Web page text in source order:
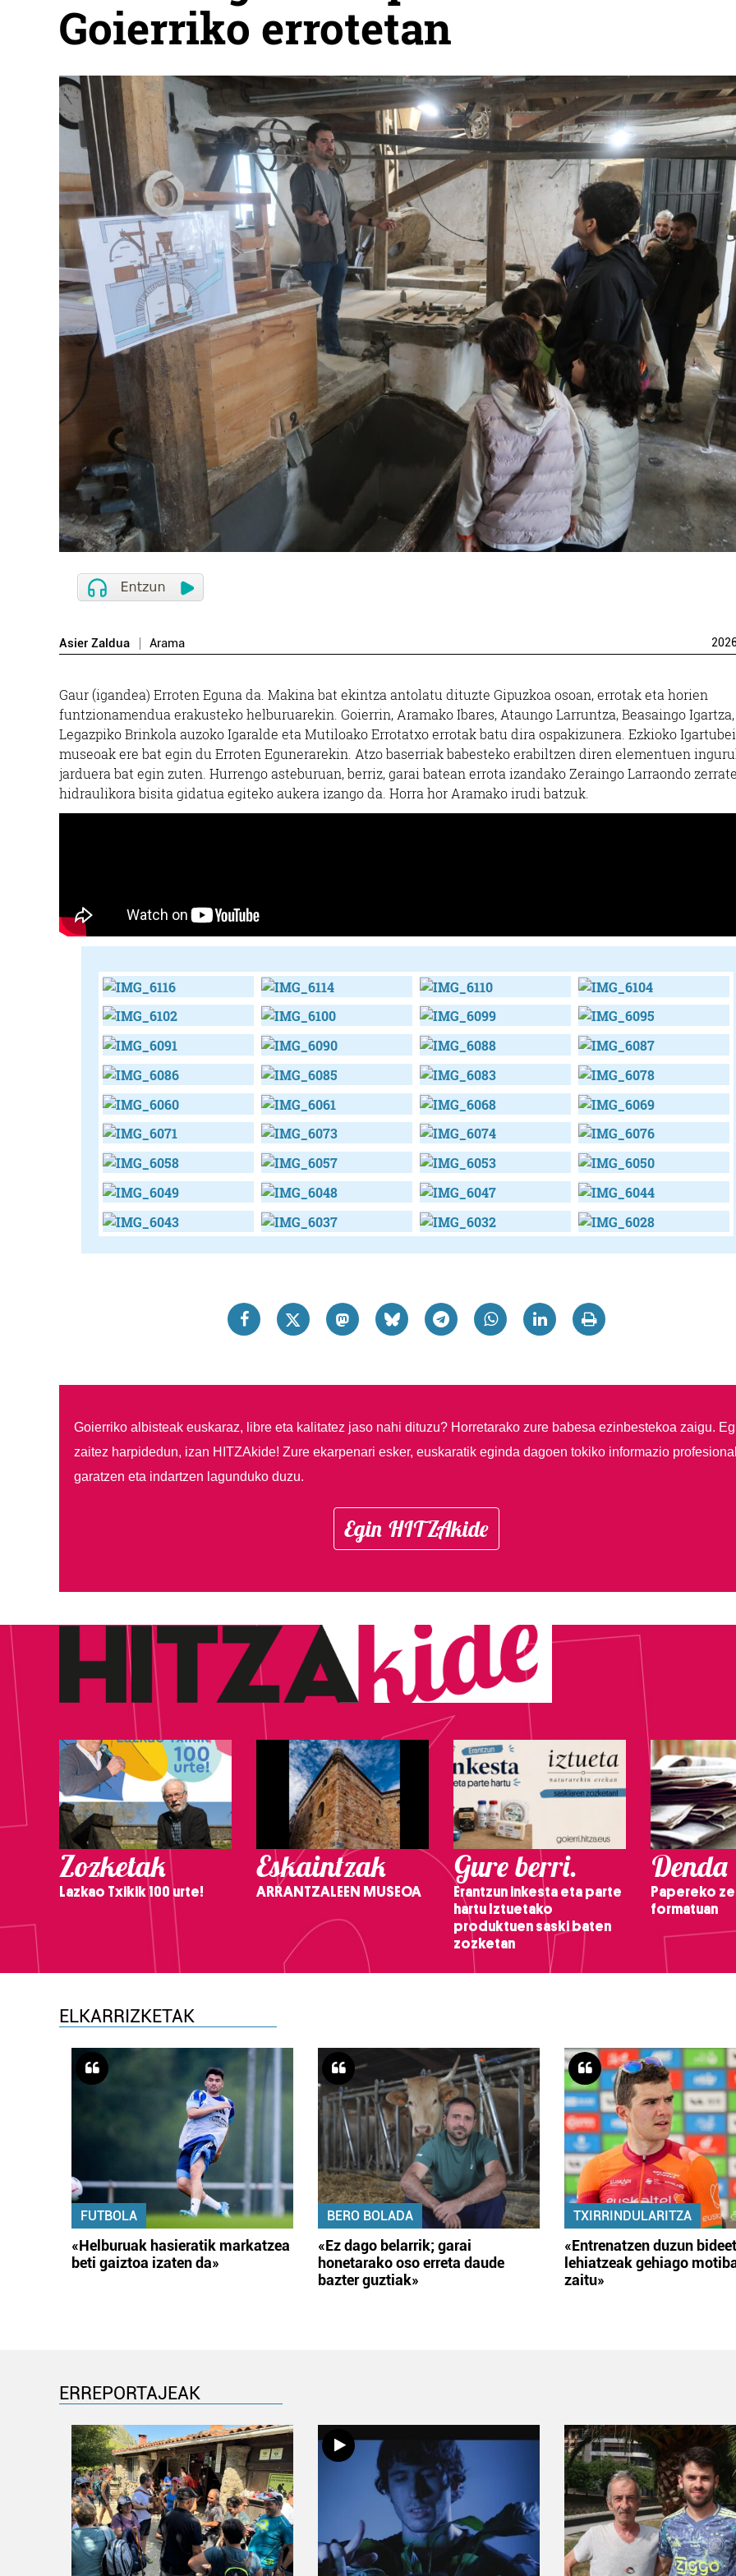
Goierriko errotetan
Asier Zaldua Arama
Gaur (igandea) Erroten Eguna da. Makina bat ekintza antolatu dituzte Gipuzkoa osoan, errotak eta horien
funtzionamendua erakusteko helburuarekin. Goierrin, Aramako Ibares, Ataungo Larruntza, Beasaingo Igartza,
Legazpiko Brinkola auzoko Igaralde eta Mutiloako Errotatxo errotak batu dira ospakizunera. Ezkioko
museoak ere bat egin du Erroten Egunerarekin. Atzo baserriak babesteko erabiltzen diren elementuen
jarduera bat egin zuten. Hurrengo asteburuan, berriz, garai batean errota izandako Zeraingo Larraondo
hidraulikora bisita gidatua egiteko aukera izango da. Horra hor Aramako irudi batzuk.
Goierriko albisteak euskaraz, libre eta kalitatez jaso nahi dituzu? Horretarako zure babesa ezinbestekoa zaigu.
zaitez harpidedun, izan HITZAkide! Zure ekarpenari esker, euskaratik eginda dagoen tokiko informazio
garatzen eta indartzen lagunduko duzu.
Egin HITZAkide
Zozketak
Lazkao Txikik 100 urte!
Eskaintzak
ARRANTZALEEN MUSEOA
Gure berri.
Erantzun inkesta eta parte
hartu Iztuetako
produktuen saski baten
zozketan
Denda
Papereko
formatuan
ELKARRIZKETAK
FUTBOLA
«Helburuak hasieratik markatzea
beti gaiztoa izaten da»
BERO BOLADA
«Ez dago belarrik; garai
honetarako oso erreta daude
bazter guztiak»
TXIRRINDULARITZA
«Entrenatzen duzun
lehiatzeak gehiago
zaitu»
ERREPORTAJEAK